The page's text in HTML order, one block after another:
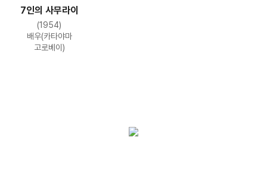
7인의 사무라이
(1954)
배우(카타야마
고로베이)